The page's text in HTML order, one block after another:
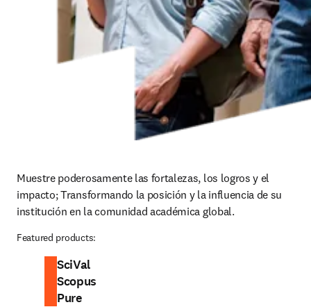
Muestre poderosamente las fortalezas, los logros y el
impacto; Transformando la posición y la influencia de su
institución en la comunidad académica global.
Featured products:
SciVal
Scopus
Pure